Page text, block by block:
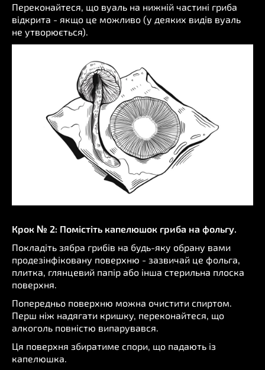
Переконайтеся, що вуаль на нижній частині гриба
відкрита - якщо це можливо (у деяких видів вуаль
не утворюється).
Крок № 2: Помістіть капелюшок гриба на фольгу.
Покладіть зябра грибів на будь-яку обрану вами
продезінфіковану поверхню - зазвичай це фольга,
плитка, глянцевий папір або інша стерильна плоска
поверхня.
Попередньо поверхню можна очистити спиртом.
Перш ніж надягати кришку, переконайтеся, що
алкоголь повністю випарувався.
Ця поверхня збиратиме спори, що падають із
капелюшка.